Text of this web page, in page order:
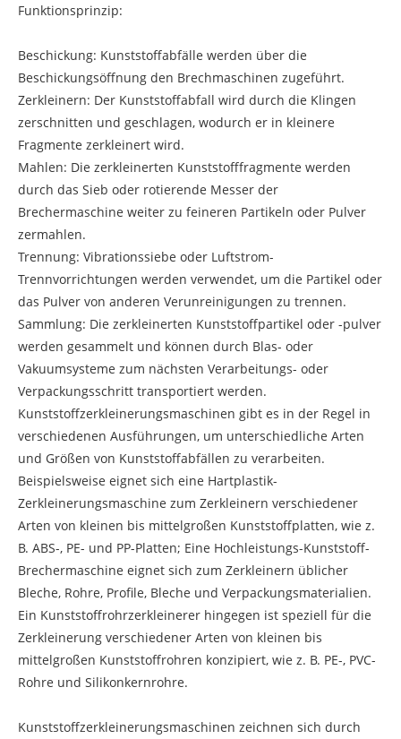
Funktionsprinzip:
Beschickung: Kunststoffabfälle werden über die
Beschickungsöffnung den Brechmaschinen zugeführt.
Zerkleinern: Der Kunststoffabfall wird durch die Klingen
zerschnitten und geschlagen, wodurch er in kleinere
Fragmente zerkleinert wird.
Mahlen: Die zerkleinerten Kunststofffragmente werden
durch das Sieb oder rotierende Messer der
Brechermaschine weiter zu feineren Partikeln oder Pulver
zermahlen.
Trennung: Vibrationssiebe oder Luftstrom-
Trennvorrichtungen werden verwendet, um die Partikel oder
das Pulver von anderen Verunreinigungen zu trennen.
Sammlung: Die zerkleinerten Kunststoffpartikel oder -pulver
werden gesammelt und können durch Blas- oder
Vakuumsysteme zum nächsten Verarbeitungs- oder
Verpackungsschritt transportiert werden.
Kunststoffzerkleinerungsmaschinen gibt es in der Regel in
verschiedenen Ausführungen, um unterschiedliche Arten
und Größen von Kunststoffabfällen zu verarbeiten.
Beispielsweise eignet sich eine Hartplastik-
Zerkleinerungsmaschine zum Zerkleinern verschiedener
Arten von kleinen bis mittelgroßen Kunststoffplatten, wie z.
B. ABS-, PE- und PP-Platten; Eine Hochleistungs-Kunststoff-
Brechermaschine eignet sich zum Zerkleinern üblicher
Bleche, Rohre, Profile, Bleche und Verpackungsmaterialien.
Ein Kunststoffrohrzerkleinerer hingegen ist speziell für die
Zerkleinerung verschiedener Arten von kleinen bis
mittelgroßen Kunststoffrohren konzipiert, wie z. B. PE-, PVC-
Rohre und Silikonkernrohre.
Kunststoffzerkleinerungsmaschinen zeichnen sich durch